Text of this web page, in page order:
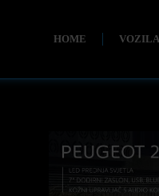
HOME VOZILA